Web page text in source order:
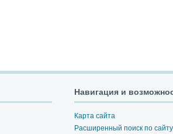
Навигация и
Карта сайта
Расширенный поиск по сайту